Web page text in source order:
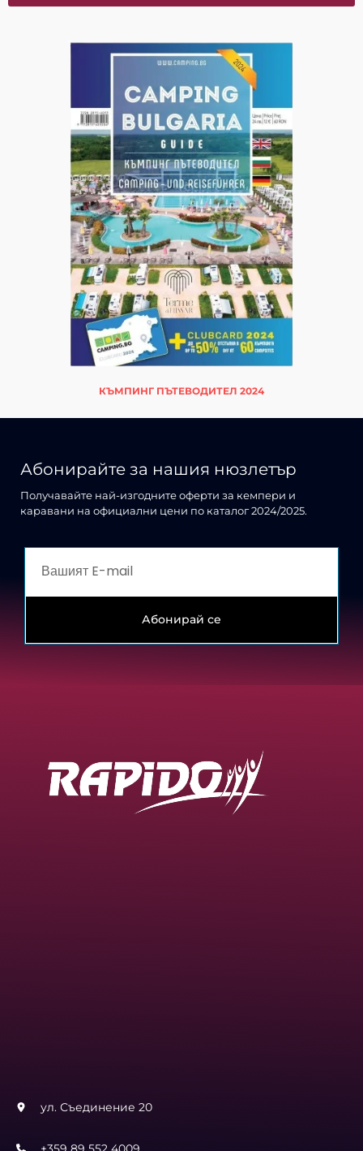
КЪМПИНГ ПЪТЕВОДИТЕЛ 2024
Абонирайте за нашия нюзлетър
Получавайте най-изгодните оферти за кемпери и
каравани на официални цени по каталог 2024/2025.
Абонирай се
ул. Съединение 20